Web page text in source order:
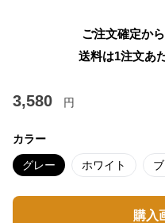
ご注文確定か
送料は1注文あ
3,580 円
カラー
グレー ホワイト
購入